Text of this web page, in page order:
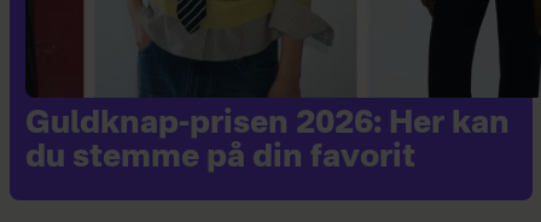
Guldknap-prisen 2026: Her kan
du stemme på din favorit